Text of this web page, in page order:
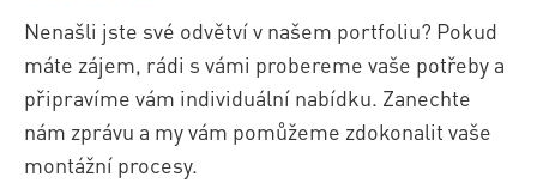
Nenašli jste své odvětví v našem portfoliu? Pokud
máte zájem, rádi s vámi probereme vaše potřeby a
připravíme vám individuální nabídku. Zanechte
nám zprávu a my vám pomůžeme zdokonalit vaše
montážní procesy.